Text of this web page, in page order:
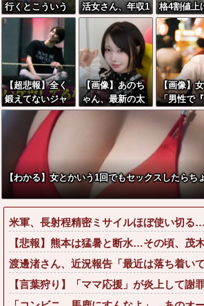
行くとこういう
恵体メロン乳(3
5)を指名してし
まう奴wwwww
活女さん、年収1
000万円の人と
結婚したい！！
→勿論お前ら結
婚してあげるよ
な？？？？？？
？
格4割値上
ｗｗｗｗ
ｗｗｗｗ
ｗ
【超悲報】全く
鍛えてないジャ
パニーズJKのケ
ツがこちらｗｗ
ｗｗｗｗｗ
【画像】あのち
ゃん、最新の太
ももがあまりに
もシコすぎる件
【画像】
「男性で
レ』やっ
る人、あ
しいですw
まさかの行
こちらw w
w w w w w
【わかる】女とかいう1回でもセックスしたら
米軍、長射程精密ミサイルほぼ使い切る
【悲報】熊本は猛暑と断水…その頃、茂
渡邊渚さん、近況報告「最近は落ち着いて
【言葉狩り】「ママ応援」が炎上して謝